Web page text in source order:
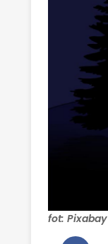
fot: Pixabay